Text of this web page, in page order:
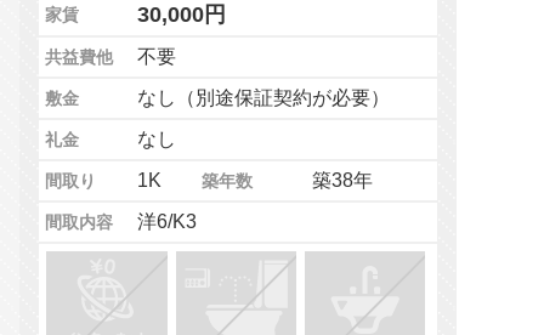
家賃 30,000円
共益費他 不要
敷金 なし（別途保証契約が必要）
礼金 なし
間取り 1K 築年数 築38年
間取内容 洋6/K3